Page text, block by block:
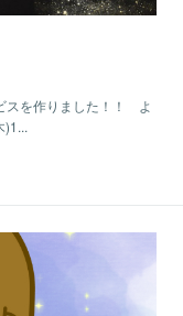
を作りました！！ よ